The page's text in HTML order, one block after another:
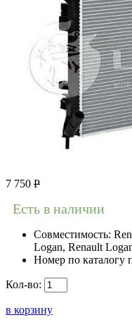
7 750 Р
Есть в наличии
Совместимость:
Logan, Renault
Номер по каталогу
Кол-во:
в корзину